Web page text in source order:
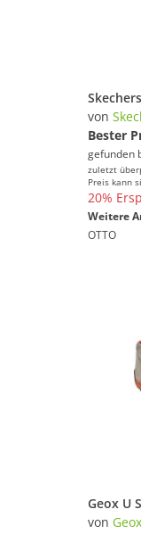
von
Bester
gefunden
zuletzt
Preis kann
20%
Weitere
OTTO
von Geox